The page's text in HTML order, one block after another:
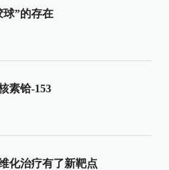
球”的存在
素铪-153
化治疗有了新靶点